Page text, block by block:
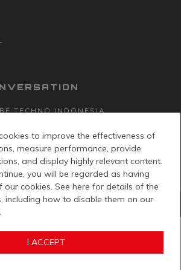
to improve the effectiveness of
measure performance, provide
and display highly relevant content.
you will be regarded as having
our cookies. See here for details of the
including how to disable them on our
I ACCEPT
TECHNO INDONESIA
TECHNO INDONESIA
Techno Indonesia 2026 - Kebijakan Privasi